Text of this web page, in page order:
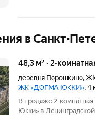
в Санкт-
48,3 м² · 2-
деревня Порошкино,
ЖК «ДОГМА ЮККИ», 4
В продаже 2-
Юкки» в